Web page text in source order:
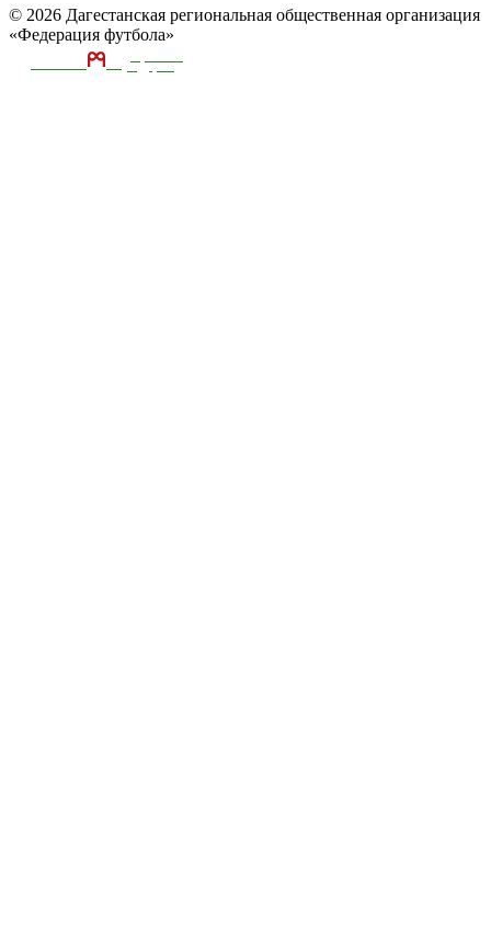
© 2026 Дагестанская региональная общественная организация
«Федерация футбола»